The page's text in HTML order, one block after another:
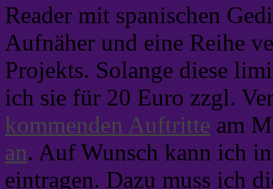
Reader mit spanischen
Aufnäher und eine Reihe
Projekts. Solange diese
ich sie für 20 Euro zzgl.
kommenden Auftritte am
an. Auf Wunsch kann ich
eintragen. Dazu muss ich